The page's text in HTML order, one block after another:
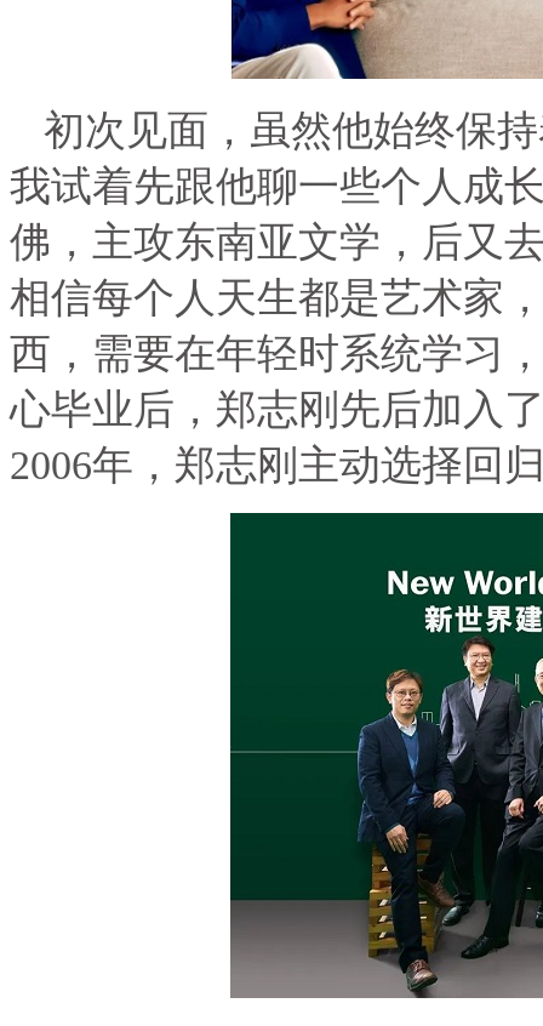
初次见面，虽然他始终保
我试着先跟他聊一些个人成
佛，主攻东南亚文学，后又
相信每个人天生都是艺术家
西，需要在年轻时系统学习
心毕业后，郑志刚先后加入
2006年，郑志刚主动选择回